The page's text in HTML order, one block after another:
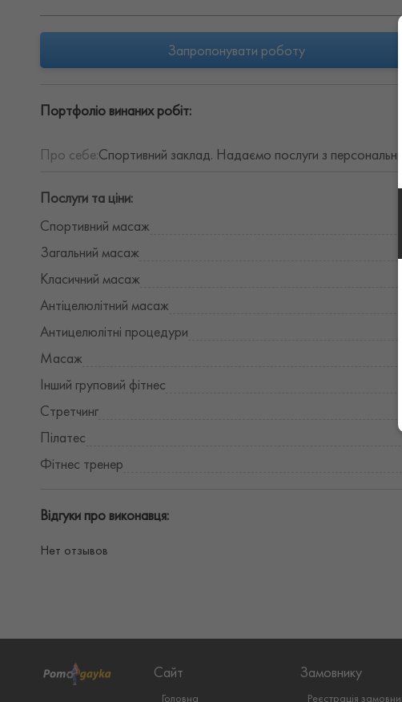
Запропонувати роботу
Портфоліо винаних робіт:
Про себе:Спортивний заклад. Надаємо послуги з
Послуги та ціни:
Спортивний масаж
Загальний масаж
Класичний масаж
Антіцелюлітний масаж
Антицелюлітні процедури
Масаж
Інший груповий фітнес
Стретчинг
Пілатес
Фітнес тренер
Відгуки про виконавця:
Нет отзывов
Сайт
Головна
Замовнику
Реєстрація